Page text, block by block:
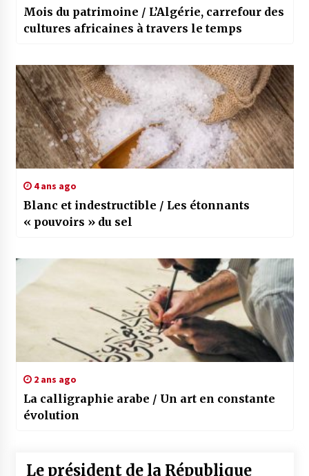
Mois du patrimoine / L’Algérie, carrefour des
cultures africaines à travers le temps
4 ans ago
Blanc et indestructible / Les étonnants
« pouvoirs » du sel
2 ans ago
La calligraphie arabe / Un art en constante
évolution
Le président de la République